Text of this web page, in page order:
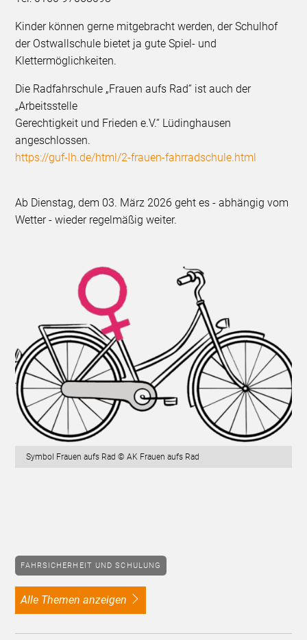
Kinder können gerne mitgebracht werden, der Schulhof
der Ostwallschule bietet ja gute Spiel- und
Klettermöglichkeiten.
Die Radfahrschule „Frauen aufs Rad“ ist auch der
„Arbeitsstelle
Gerechtigkeit und Frieden e.V.“ Lüdinghausen
angeschlossen.
https://guf-lh.de/html/2-frauen-fahrradschule.html
Ab Dienstag, dem 03. März 2026 geht es - abhängig vom
Wetter - wieder regelmäßig weiter.
Symbol Frauen aufs Rad © AK Frauen aufs Rad
FAHRSICHERHEIT UND SCHULUNG
alle Themen anzeigen